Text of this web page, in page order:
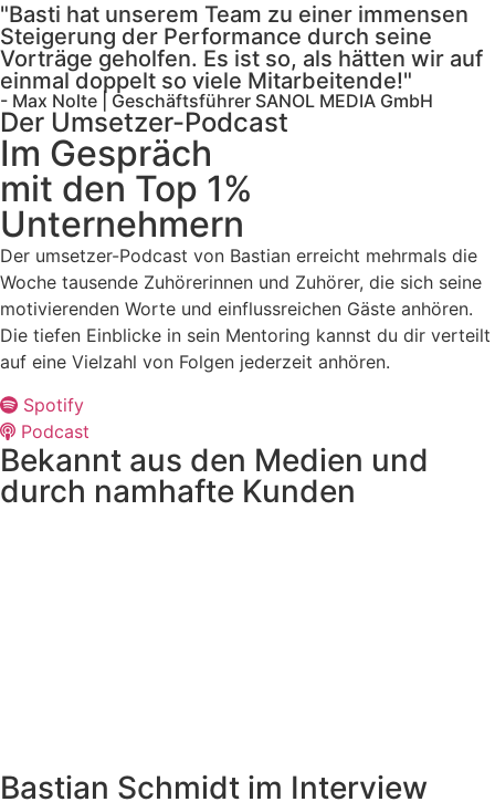
"Basti hat unserem Team zu einer immensen
Steigerung der Performance durch seine
Vorträge geholfen. Es ist so, als hätten wir auf
einmal doppelt so viele Mitarbeitende!"
- Max Nolte | Geschäftsführer SANOL MEDIA GmbH
Der Umsetzer-Podcast
Im Gespräch
mit den Top 1%
Unternehmern
Der umsetzer-Podcast von Bastian erreicht mehrmals die
Woche tausende Zuhörerinnen und Zuhörer, die sich seine
motivierenden Worte und einflussreichen Gäste anhören.
Die tiefen Einblicke in sein Mentoring kannst du dir verteilt
auf eine Vielzahl von Folgen jederzeit anhören.
Spotify
Podcast
Bekannt aus den Medien und
durch namhafte Kunden
Bastian Schmidt im Interview